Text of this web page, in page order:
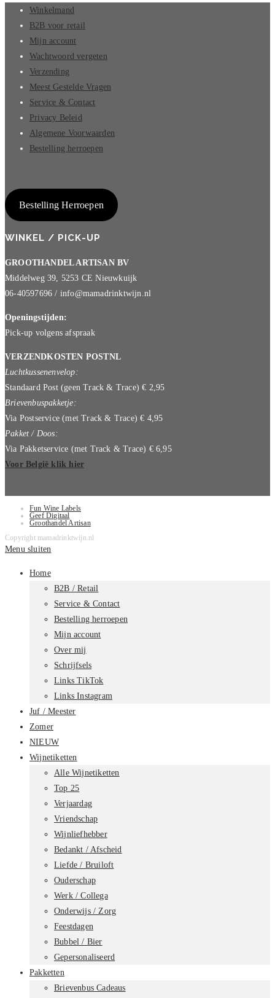
Winkelmand
B2B voor retail
Mijn account
Wachtwoord vergeten
Verzending
Meest Gestelde Vragen
Service & Contact
Privacy Beleid
Algemene Voorwaarden
Bestelling herroepen
Bestelling Herroepen
WINKEL / PICK-UP
GROOTHANDEL ARTISAN BV
Middelweg 39, 5253 CE Nieuwkuijk
06-40597696 / info@mamadrinktwijn.nl
Openingstijden:
Pick-up volgens afspraak
VERZENDKOSTEN POSTNL
Luchtkussenenvelop:
Standaard Post (geen Track & Trace) € 2,95
Brievenbuspakketje:
Via Postservice (met Track & Trace) € 4,95
Pakket / Doos:
Via Pakketservice (met Track & Trace) € 6,95
Voor België klik hier
Fun Wine Labels
Geef Digitaal
Groothandel Artisan
Copyright mamadrinktwijn.nl
Menu sluiten
Home
B2B / Retail
Service & Contact
Bestelling herroepen
Mijn account
Over mij
Schrijfsels
Links TikTok
Links Instagram
Juf / Meester
Zomer
NIEUW
Wijnetiketten
Alle Wijnetiketten
Top 25
Verjaardag
Vriendschap
Wijnliefhebber
Bedankt / Afscheid
Liefde / Bruiloft
Ouderschap
Werk / Collega
Onderwijs / Zorg
Feestdagen
Bubbel / Bier
Gepersonaliseerd
Pakketten
Brievenbus Cadeaus